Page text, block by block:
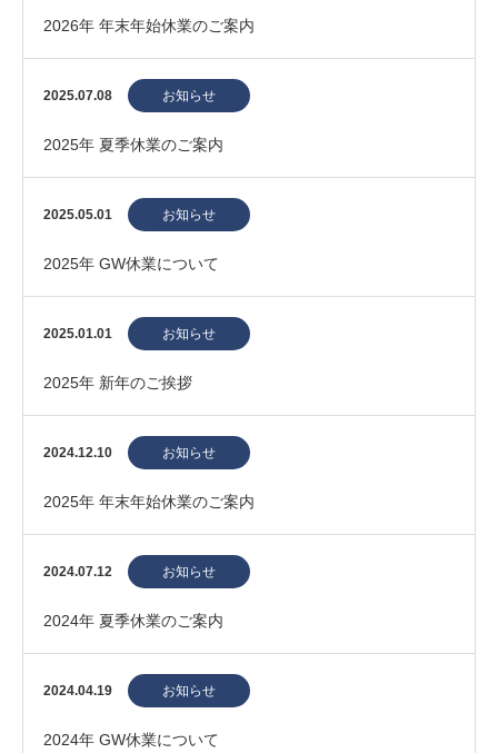
2026年 年末年始休業のご案内
2025.07.08 お知らせ
2025年 夏季休業のご案内
2025.05.01 お知らせ
2025年 GW休業について
2025.01.01 お知らせ
2025年 新年のご挨拶
2024.12.10 お知らせ
2025年 年末年始休業のご案内
2024.07.12 お知らせ
2024年 夏季休業のご案内
2024.04.19 お知らせ
2024年 GW休業について